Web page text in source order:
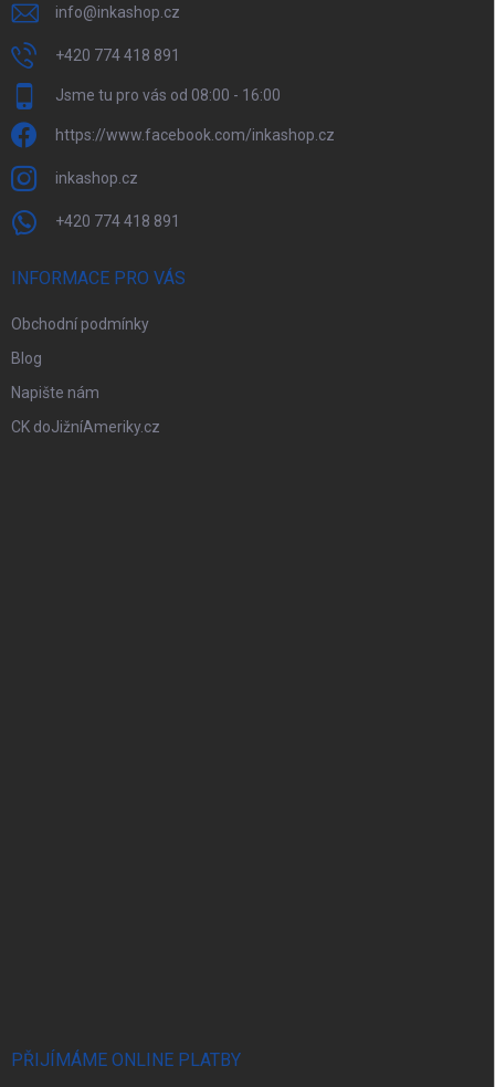
info@inkashop.cz
+420 774 418 891
Jsme tu pro vás od 08:00 - 16:00
https://www.facebook.com/inkashop.cz
inkashop.cz
+420 774 418 891
INFORMACE PRO VÁS
Obchodní podmínky
Blog
Napište nám
CK doJižníAmeriky.cz
PŘIJÍMÁME ONLINE PLATBY